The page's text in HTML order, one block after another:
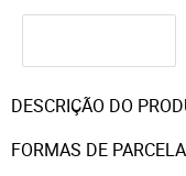
DESCRIÇÃO DO
FORMAS DE